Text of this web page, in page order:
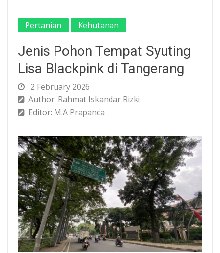
Pertanian Kehutanan
Jenis Pohon Tempat Syuting
Lisa Blackpink di Tangerang
2 February 2026
Author: Rahmat Iskandar Rizki
Editor: M.A Prapanca